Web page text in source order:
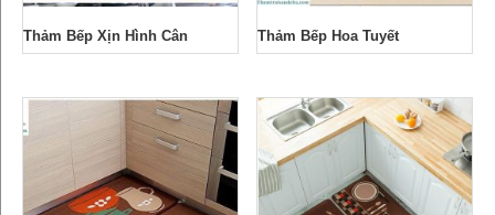
Thảm Bếp Xịn Hình Cân Thảm Bếp Hoa Tuyết